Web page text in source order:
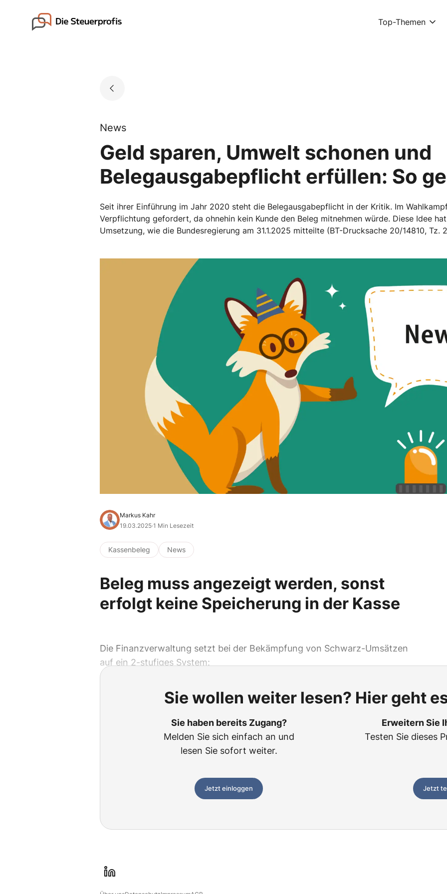
Go to landing page. Top-Themen
News
Geld sparen, Umwelt schonen und
Belegausgabepflicht erfüllen: So
Seit ihrer Einführung im Jahr 2020 steht die Belegausgabepflicht in der Kritik. Im
Verpflichtung gefordert, da ohnehin kein Kunde den Beleg mitnehmen würde. Diese Idee
Umsetzung, wie die Bundesregierung am 31.1.2025 mitteilte (BT-Drucksache 20/14810, Tz.
Markus Kahr
19.03.2025·1 Min Lesezeit
Kassenbeleg News
Beleg muss angezeigt werden, sonst
erfolgt keine Speicherung in der Kasse
Die Finanzverwaltung setzt bei der Bekämpfung von Schwarz-Umsätzen
auf ein 2-stufiges System:
Sie wollen weiter lesen? Hier geht
Sie haben bereits Zugang?
Melden Sie sich einfach an und
lesen Sie sofort weiter.
Erweitern Sie
Testen Sie dieses
Jetzt einloggen Jetzt